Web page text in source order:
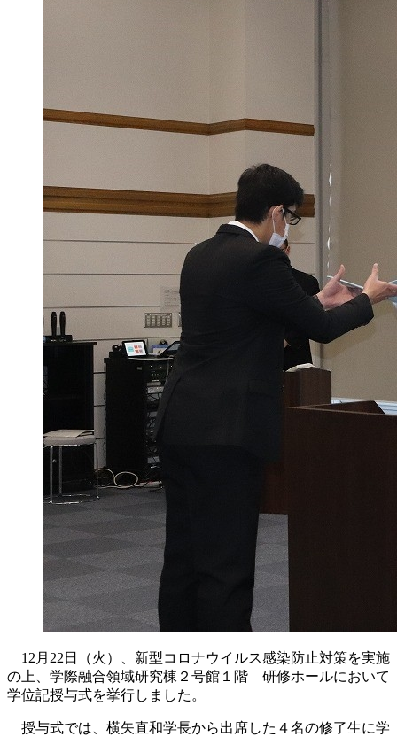
12月22日（火）、新型コロナウイルス感染防止対策を実施
の上、学際融合領域研究棟２号館１階 研修ホールにおいて
学位記授与式を挙行しました。
授与式では、横矢直和学長から出席した４名の修了生に学